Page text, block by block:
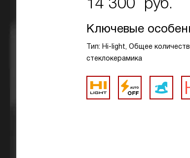
Ключевые
Тип: Hi-light, Общее
стеклокерамика